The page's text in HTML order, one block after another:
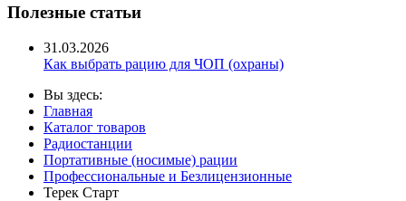
Полезные статьи
31.03.2026
Как выбрать рацию для ЧОП (охраны)
Вы здесь:
Главная
Каталог товаров
Радиостанции
Портативные (носимые) рации
Профессиональные и Безлицензионные
Терек Старт